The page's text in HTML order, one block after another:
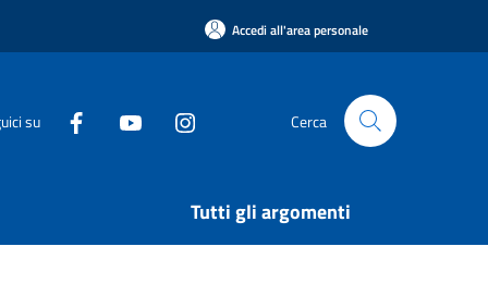
Accedi all'area personale
su Cerca
Tutti gli argomenti